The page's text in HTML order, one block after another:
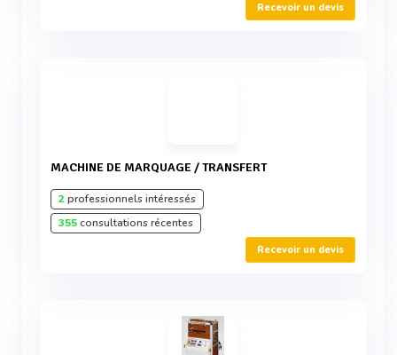
Recevoir un devis
MACHINE DE MARQUAGE / TRANSFERT
2professionnels intéressés
355consultations récentes
Recevoir un devis